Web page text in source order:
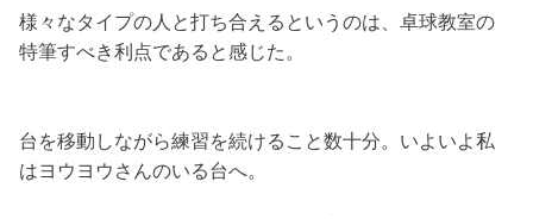
様々なタイプの人と打ち合えるというのは、卓球教室の
特筆すべき利点であると感じた。
台を移動しながら練習を続けること数十分。いよいよ私
はヨウヨウさんのいる台へ。